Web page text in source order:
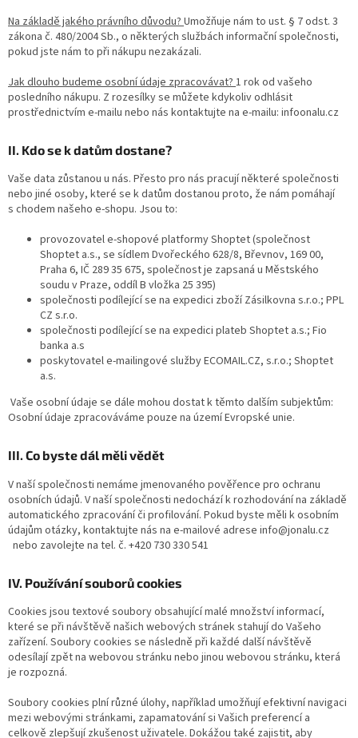
Na základě jakého právního důvodu? Umožňuje nám to ust. § 7 odst. 3
zákona č. 480/2004 Sb., o některých službách informační společnosti,
pokud jste nám to při nákupu nezakázali.
Jak dlouho budeme osobní údaje zpracovávat? 1 rok od vašeho
posledního nákupu. Z rozesílky se můžete kdykoliv odhlásit
prostřednictvím e-mailu nebo nás kontaktujte na e-mailu: infoonalu.cz
II. Kdo se k datům dostane?
Vaše data zůstanou u nás. Přesto pro nás pracují některé společnosti
nebo jiné osoby, které se k datům dostanou proto, že nám pomáhají
s chodem našeho e-shopu. Jsou to:
provozovatel e-shopové platformy Shoptet (společnost
Shoptet a.s., se sídlem Dvořeckého 628/8, Břevnov, 169 00,
Praha 6, IČ 289 35 675, společnost je zapsaná u Městského
soudu v Praze, oddíl B vložka 25 395)
společnosti podílející se na expedici zboží Zásilkovna s.r.o.; PPL
CZ s.r.o.
společnosti podílející se na expedici plateb Shoptet a.s.; Fio
banka a.s
poskytovatel e-mailingové služby ECOMAIL.CZ, s.r.o.; Shoptet
a.s.
Vaše osobní údaje se dále mohou dostat k těmto dalším subjektům:
Osobní údaje zpracováváme pouze na území Evropské unie.
III. Co byste dál měli vědět
V naší společnosti nemáme jmenovaného pověřence pro ochranu
osobních údajů. V naší společnosti nedochází k rozhodování na základě
automatického zpracování či profilování. Pokud byste měli k osobním
údajům otázky, kontaktujte nás na e-mailové adrese info@jonalu.cz
nebo zavolejte na tel. č. +420 730 330 541
IV. Používání souborů cookies
Cookies jsou textové soubory obsahující malé množství informací,
které se při návštěvě našich webových stránek stahují do Vašeho
zařízení. Soubory cookies se následně při každé další návštěvě
odesílají zpět na webovou stránku nebo jinou webovou stránku, která
je rozpozná.
Soubory cookies plní různé úlohy, například umožňují efektivní navigaci
mezi webovými stránkami, zapamatování si Vašich preferencí a
celkově zlepšují zkušenost uživatele. Dokážou také zajistit, aby